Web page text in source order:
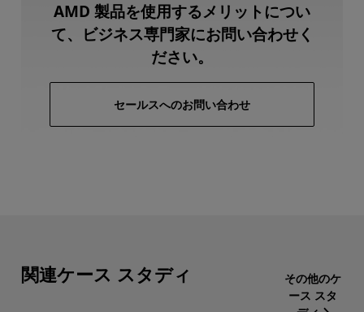
AMD 製品を使用するメリットについ
て、ビジネス専門家にお問い合わせく
ださい。
セールスへのお問い合わせ
関連ケース スタディ
その他のケ
ース スタ